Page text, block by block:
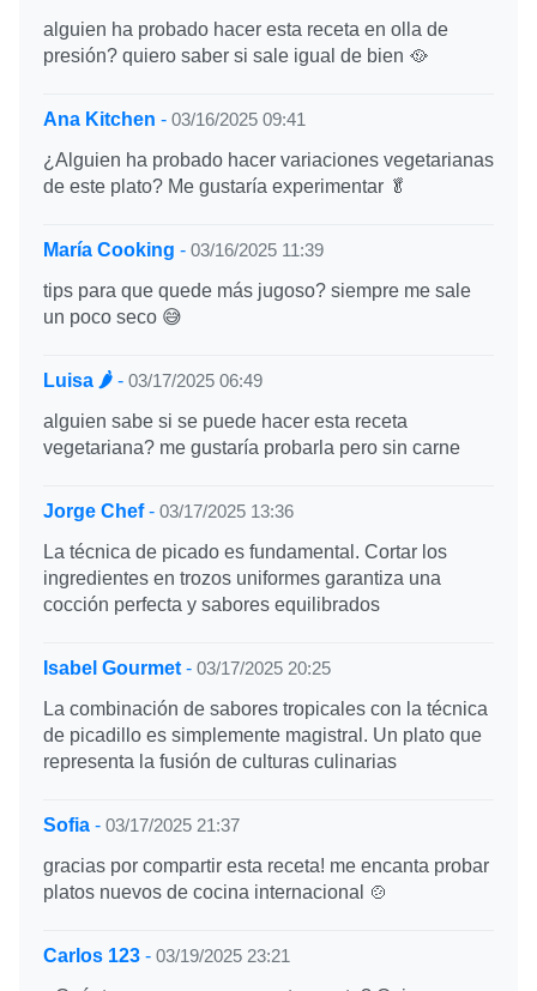
alguien ha probado hacer esta receta en olla de
presión? quiero saber si sale igual de bien 🥘
Ana Kitchen - 03/16/2025 09:41
¿Alguien ha probado hacer variaciones vegetarianas
de este plato? Me gustaría experimentar 🥬
María Cooking - 03/16/2025 11:39
tips para que quede más jugoso? siempre me sale
un poco seco 😅
Luisa 🌶️ - 03/17/2025 06:49
alguien sabe si se puede hacer esta receta
vegetariana? me gustaría probarla pero sin carne
Jorge Chef- 03/17/2025 13:36
La técnica de picado es fundamental. Cortar los
ingredientes en trozos uniformes garantiza una
cocción perfecta y sabores equilibrados
Isabel Gourmet - 03/17/2025 20:25
La combinación de sabores tropicales con la técnica
de picadillo es simplemente magistral. Un plato que
representa la fusión de culturas culinarias
Sofia - 03/17/2025 21:37
gracias por compartir esta receta! me encanta probar
platos nuevos de cocina internacional 🍲
Carlos 123 - 03/19/2025 23:21